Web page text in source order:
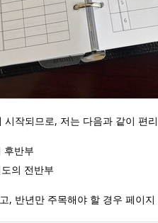
작되므로, 저는 다음과 같이 편
후반부
의 전반부
, 반년만 주목해야 할 경우 페이